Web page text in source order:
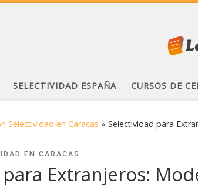
SELECTIVIDAD ESPAÑA CURSOS DE
Selectividad en Caracas » Selectividad para
EN CARACAS
Extranjeros: